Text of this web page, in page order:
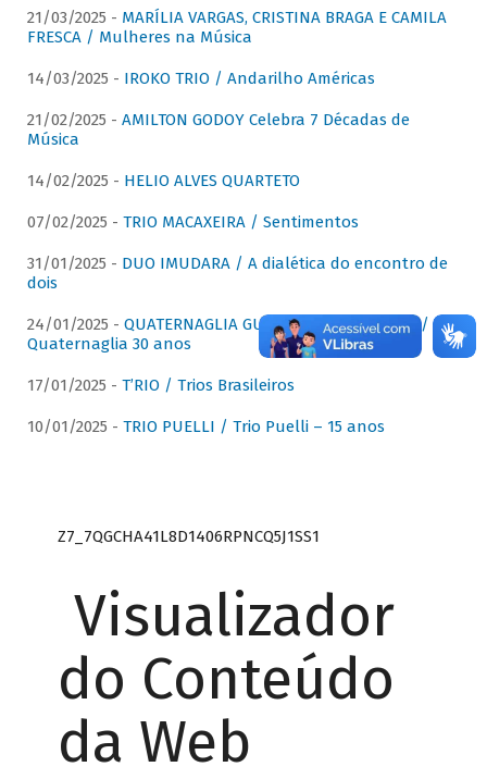
21/03/2025 - MARÍLIA VARGAS, CRISTINA BRAGA E CAMILA
FRESCA / Mulheres na Música
14/03/2025 - IROKO TRIO / Andarilho Américas
21/02/2025 - AMILTON GODOY Celebra 7 Décadas de
Música
14/02/2025 - HELIO ALVES QUARTETO
07/02/2025 - TRIO MACAXEIRA / Sentimentos
31/01/2025 - DUO IMUDARA / A dialética do encontro de
dois
24/01/2025 - QUATERNAGLIA GUITAR QUARTET (QGQ) /
Quaternaglia 30 anos
17/01/2025 - T’RIO / Trios Brasileiros
10/01/2025 - TRIO PUELLI / Trio Puelli – 15 anos
Z7_7QGCHA41L8D1406RPNCQ5J1SS1
Visualizador
do Conteúdo
da Web